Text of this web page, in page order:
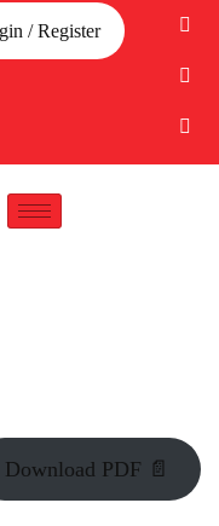
/ Register
Download PDF 📄